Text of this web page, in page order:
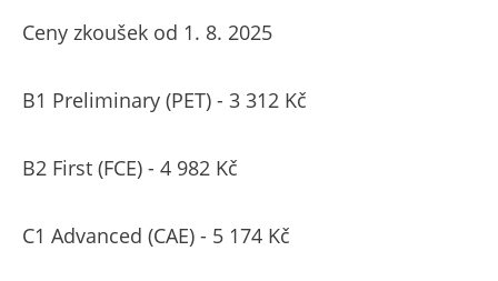
Ceny zkoušek od 1. 8. 2025
B1 Preliminary (PET) - 3 312 Kč
B2 First (FCE) - 4 982 Kč
C1 Advanced (CAE) - 5 174 Kč